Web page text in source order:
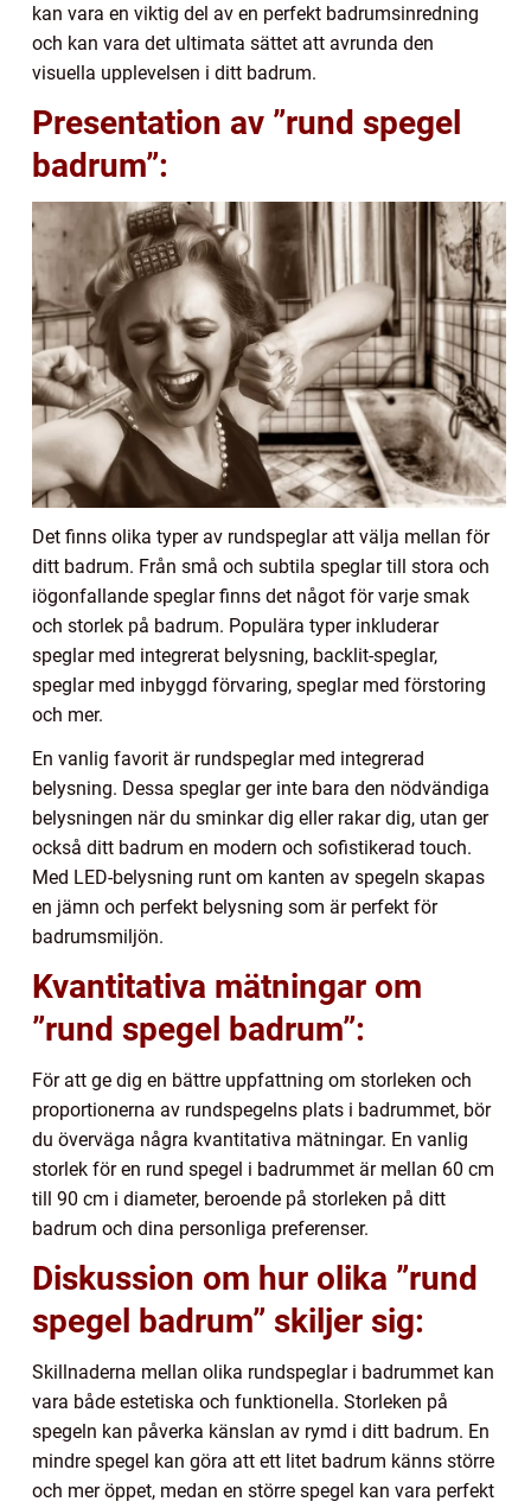
kan vara en viktig del av en perfekt badrumsinredning
och kan vara det ultimata sättet att avrunda den
visuella upplevelsen i ditt badrum.
Presentation av ”rund spegel
badrum”:
Det finns olika typer av rundspeglar att välja mellan för
ditt badrum. Från små och subtila speglar till stora och
iögonfallande speglar finns det något för varje smak
och storlek på badrum. Populära typer inkluderar
speglar med integrerat belysning, backlit-speglar,
speglar med inbyggd förvaring, speglar med förstoring
och mer.
En vanlig favorit är rundspeglar med integrerad
belysning. Dessa speglar ger inte bara den nödvändiga
belysningen när du sminkar dig eller rakar dig, utan ger
också ditt badrum en modern och sofistikerad touch.
Med LED-belysning runt om kanten av spegeln skapas
en jämn och perfekt belysning som är perfekt för
badrumsmiljön.
Kvantitativa mätningar om
”rund spegel badrum”:
För att ge dig en bättre uppfattning om storleken och
proportionerna av rundspegelns plats i badrummet, bör
du överväga några kvantitativa mätningar. En vanlig
storlek för en rund spegel i badrummet är mellan 60 cm
till 90 cm i diameter, beroende på storleken på ditt
badrum och dina personliga preferenser.
Diskussion om hur olika ”rund
spegel badrum” skiljer sig:
Skillnaderna mellan olika rundspeglar i badrummet kan
vara både estetiska och funktionella. Storleken på
spegeln kan påverka känslan av rymd i ditt badrum. En
mindre spegel kan göra att ett litet badrum känns större
och mer öppet, medan en större spegel kan vara perfekt